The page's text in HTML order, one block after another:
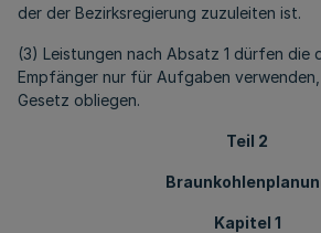
der der Bezirksregierung zuzuleiten ist.
(3) Leistungen nach Absatz 1 dürfen die
Empfänger nur für Aufgaben
Gesetz obliegen.
Teil 2
Kapitel 1